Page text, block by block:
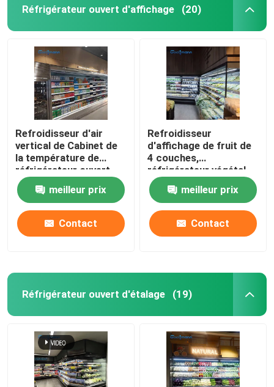
Réfrigérateur ouvert d'affichage (20)
Refroidisseur d'air
vertical de Cabinet de
la température de
réfrigérateur ouvert
simple d'affichage
meilleur prix
Contact
Refroidisseur
d'affichage de fruit de
4 couches,
réfrigérateur végétal
stratifié d'affichage de
rideau en vent
meilleur prix
Contact
Réfrigérateur ouvert d'étalage (19)